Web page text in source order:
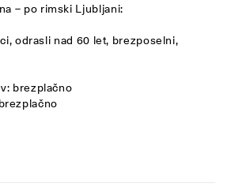
– po rimski Ljubljani:
odrasli nad 60 let, brezposelni,
brezplačno